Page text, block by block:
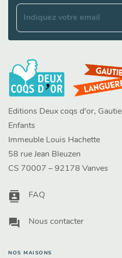
Indiquez votre email
Editions Deux coqs d'or,
Enfants
Immeuble Louis Hachette
58 rue Jean Bleuzen
CS 70007 – 92178 Vanves
contacts FAQ
question_answer Nous contacter
NOS MAISONS